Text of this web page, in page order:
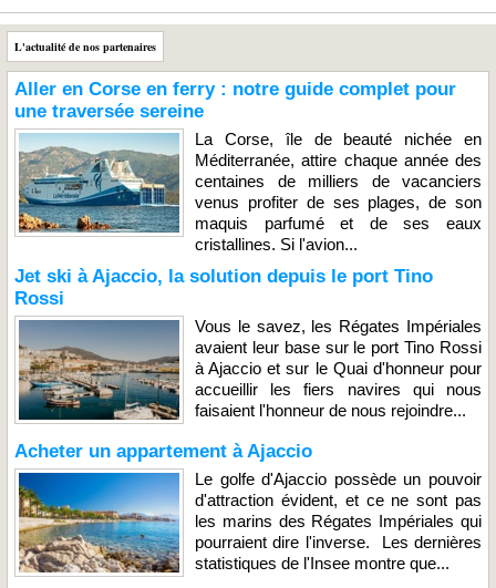
L'actualité de nos partenaires
Aller en Corse en ferry : notre guide complet pour
une traversée sereine
La Corse, île de beauté nichée en
Méditerranée, attire chaque année des
centaines de milliers de vacanciers
venus profiter de ses plages, de son
maquis parfumé et de ses eaux
cristallines. Si l'avion...
Jet ski à Ajaccio, la solution depuis le port Tino
Rossi
Vous le savez, les Régates Impériales
avaient leur base sur le port Tino Rossi
à Ajaccio et sur le Quai d'honneur pour
accueillir les fiers navires qui nous
faisaient l'honneur de nous rejoindre...
Acheter un appartement à Ajaccio
Le golfe d'Ajaccio possède un pouvoir
d'attraction évident, et ce ne sont pas
les marins des Régates Impériales qui
pourraient dire l'inverse. Les dernières
statistiques de l'Insee montre que...